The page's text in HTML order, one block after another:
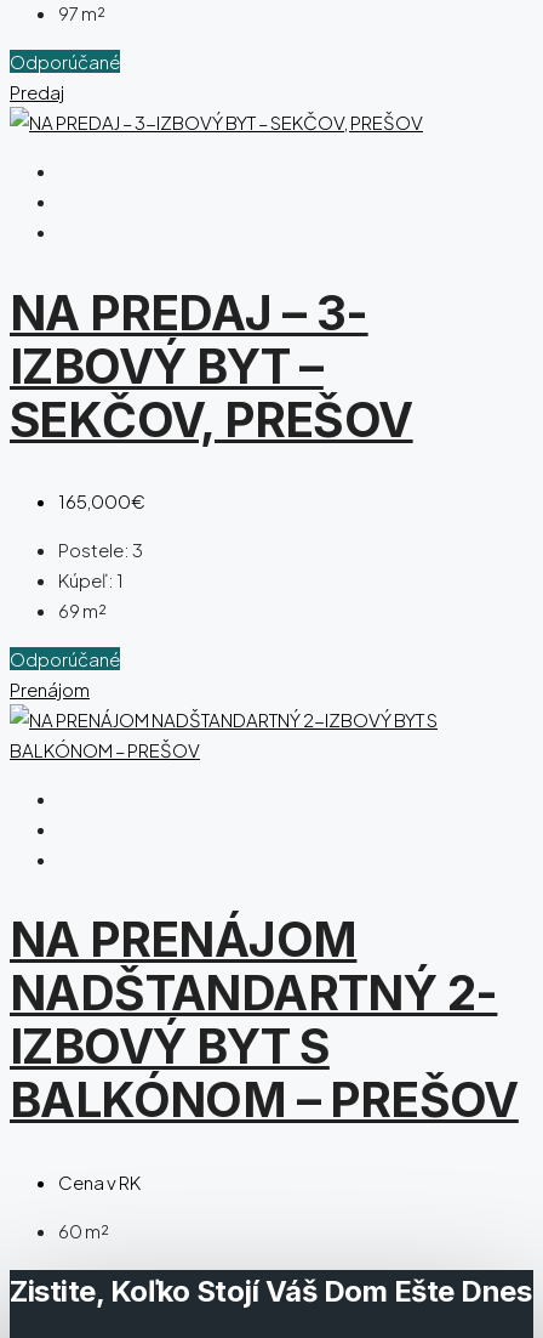
97 m²
Odporúčané
Predaj
NA PREDAJ – 3-
IZBOVÝ BYT –
SEKČOV, PREŠOV
165,000€
Postele: 3
Kúpeľ: 1
69 m²
Odporúčané
Prenájom
NA PRENÁJOM
NADŠTANDARTNÝ 2-
IZBOVÝ BYT S
BALKÓNOM – PREŠOV
Cena v RK
60 m²
Zistite, Koľko Stojí Váš Dom Ešte Dnes